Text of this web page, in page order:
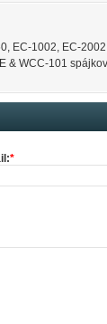
EC-1002, EC-
& WCC-101
*